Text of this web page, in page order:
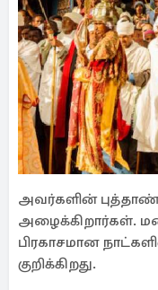
அவர்களின்
அழைக்கிறார்கள்.
பிரகாசமான
குறிக்கிறது.